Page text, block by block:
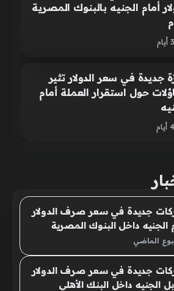
أمام الجنيه بالبنوك المصرية
جديدة في سعر الدولار تثير
حول استقرار العملة أمام
جديدة في سعر صرف الدولار
الجنيه داخل البنوك المصرية
الماضي
جديدة في سعر صرف الدولار
الجنيه داخل البنك الأهلي